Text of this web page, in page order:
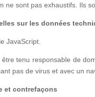
ne sont pas exhaustifs. Ils
sur les données
JavaScript.
tenu responsable de
pas de virus et avec un
et contrefaçons